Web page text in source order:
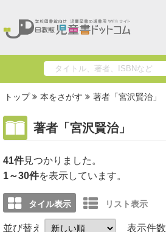
トップ 本をさがす 著者「宮沢賢治」
著者「宮沢賢治」
41件
1～30件を表示しています。
タイル表示 リスト表示
並び替え 表示件数